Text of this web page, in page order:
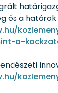
és a
a-